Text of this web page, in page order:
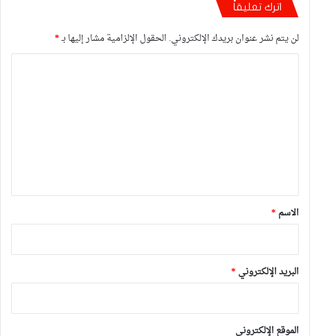
اترك تعليقاً
لن يتم نشر عنوان بريدك الإلكتروني. الحقول الإلزامية مشار إليها بـ*
*
الاسم *
البريد الإلكتروني *
الموقع الإلكتروني